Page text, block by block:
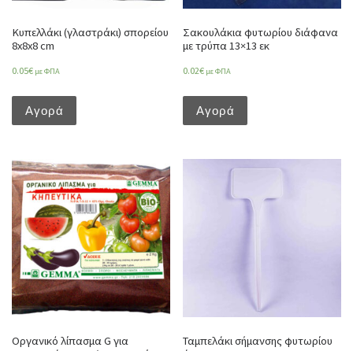
Κυπελλάκι (γλαστράκι) σπορείου
8x8x8 cm
0.05€ με ΦΠΑ
Αγορά
Σακουλάκια φυτωρίου διάφανα
με τρύπα 13×13 εκ
0.02€ με ΦΠΑ
Αγορά
Οργανικό λίπασμα G για
Ταμπελάκι σήμανσης φυτωρίου